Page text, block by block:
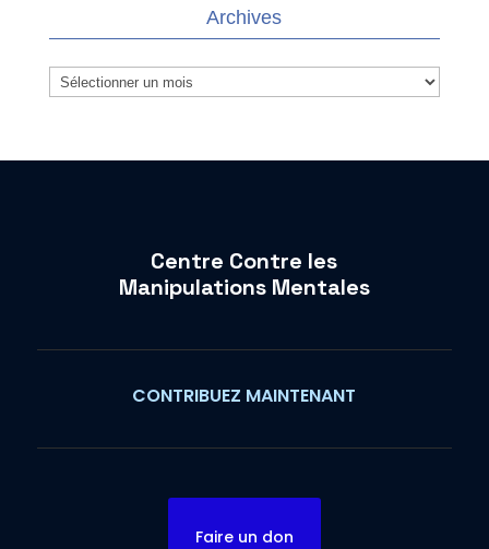
Archives
Archives
Centre Contre les
Manipulations Mentales
CONTRIBUEZ MAINTENANT
Faire un don